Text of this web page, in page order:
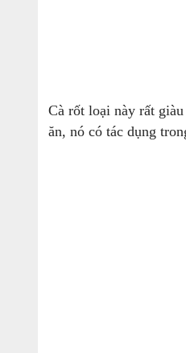
Cà rốt loại này rất
ăn, nó có tác dụng